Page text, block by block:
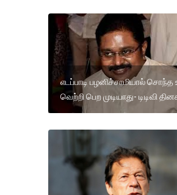
எடப்பாடி பழனிச்சாமியால் சொந்த
வெற்றி பெற முடியாது- டிடிவி